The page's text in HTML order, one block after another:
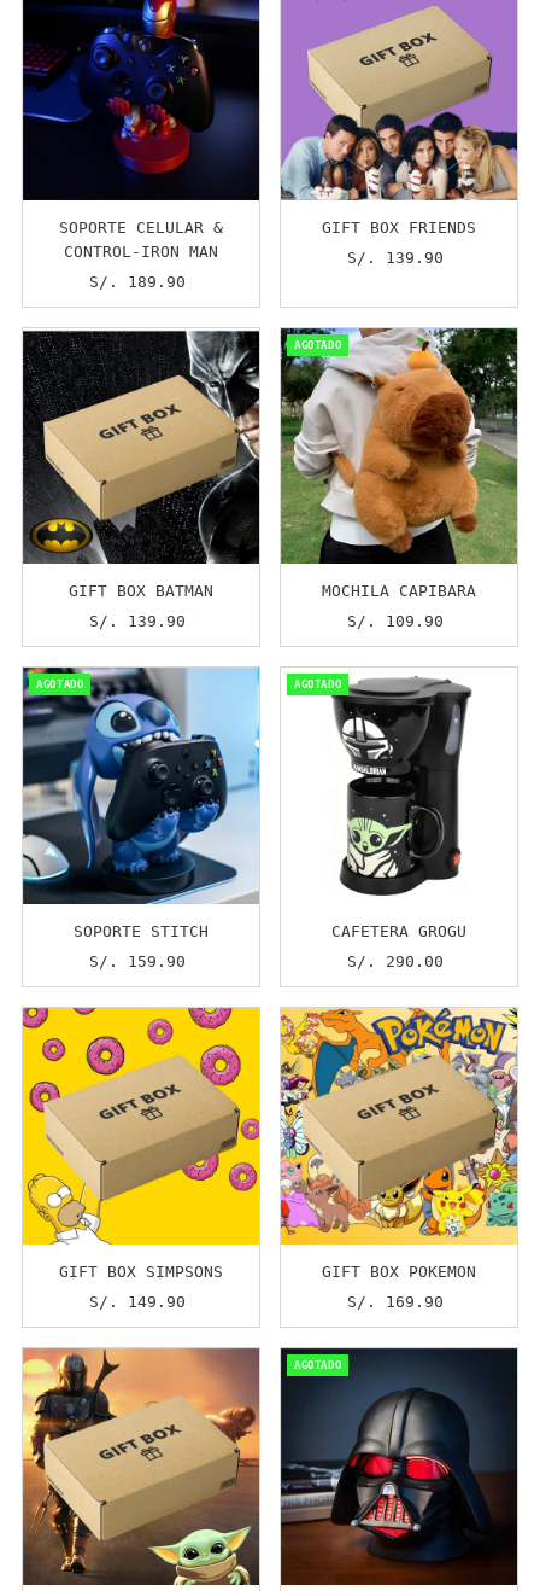
SOPORTE CELULAR &
CONTROL-IRON MAN
Precio
normal
S/. 189.90
GIFT BOX FRIENDS
Precio
S/. 139.90
GIFT BOX BATMAN
Precio
normal
S/. 139.90
AGOTADO
MOCHILA CAPIBARA
Precio
normal
S/. 109.90
AGOTADO
SOPORTE STITCH
Precio
normal
S/. 159.90
AGOTADO
CAFETERA GROGU
Precio
normal
S/. 290.00
GIFT BOX SIMPSONS
Precio
normal
S/. 149.90
GIFT BOX POKEMON
Precio
normal
S/. 169.90
AGOTADO